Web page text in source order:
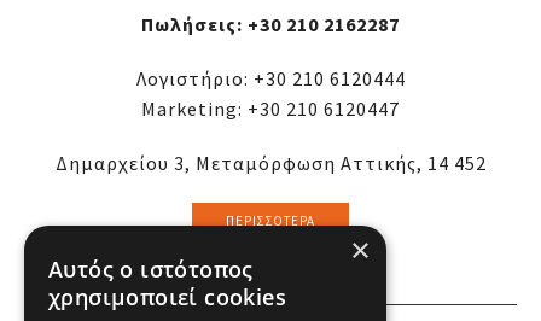
Πωλήσεις: +30 210 2162287
Λογιστήριο: +30 210 6120444
Marketing: +30 210 6120447
Δημαρχείου 3, Μεταμόρφωση Αττικής, 14 452
ΠΕΡΙΣΣΌΤΕΡΑ
×
Αυτός ο ιστότοπος
χρησιμοποιεί cookies